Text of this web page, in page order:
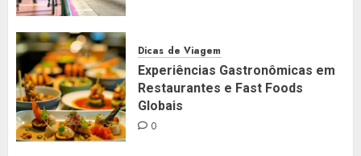
Dicas de Viagem
Experiências Gastronômicas em
Restaurantes e Fast Foods
Globais
0